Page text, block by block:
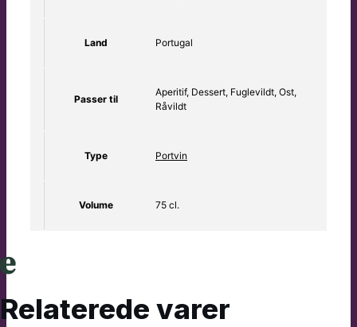
Land Portugal
Passer til
Aperitif, Dessert, Fuglevildt, Ost,
Råvildt
Type Portvin
Volume 75 cl.
Relaterede varer